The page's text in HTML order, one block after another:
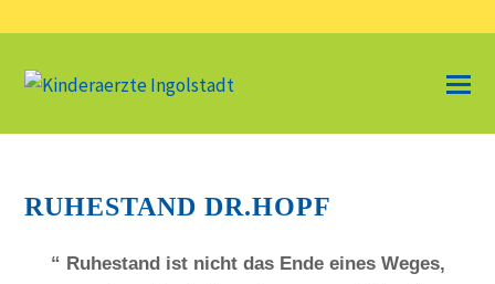
RUHESTAND DR.HOPF
“ Ruhestand ist nicht das Ende eines Weges,